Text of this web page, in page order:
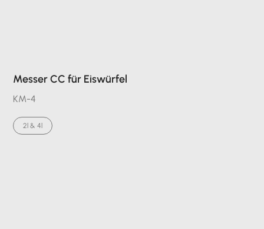
Messer CC für Eiswürfel
KM-4
2l & 4l